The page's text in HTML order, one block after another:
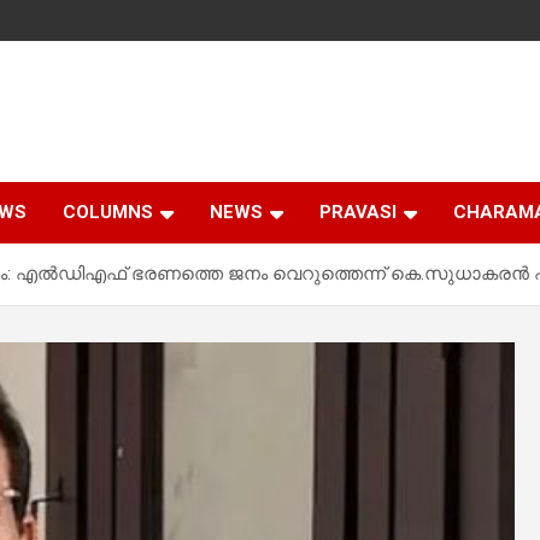
COLUMNS NEWS PRAVASI
എല്‍ഡിഎഫ് ഭരണത്തെ ജനം വെറുത്തെന്ന് കെ.സുധാകരന്‍